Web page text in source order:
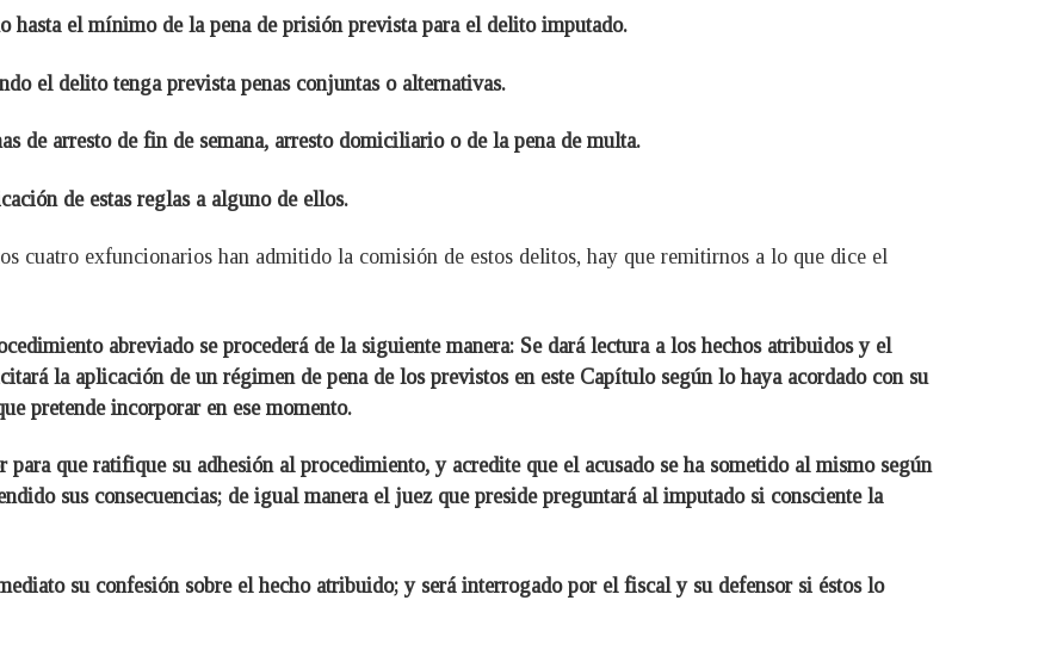
hasta el mínimo de la pena de prisión prevista para el delito imputado.
el delito tenga prevista penas conjuntas o alternativas.
de arresto de fin de semana, arresto domiciliario o de la pena de multa.
de estas reglas a alguno de ellos.
cuatro exfuncionarios han admitido la comisión de estos delitos, hay que remitirnos a lo que dice el
abreviado se procederá de la siguiente manera: Se dará lectura a los hechos atribuidos y el
la aplicación de un régimen de pena de los previstos en este Capítulo según lo haya acordado con su
pretende incorporar en ese momento.
para que ratifique su adhesión al procedimiento, y acredite que el acusado se ha sometido al mismo según
sus consecuencias; de igual manera el juez que preside preguntará al imputado si consciente la
su confesión sobre el hecho atribuido; y será interrogado por el fiscal y su defensor si éstos lo